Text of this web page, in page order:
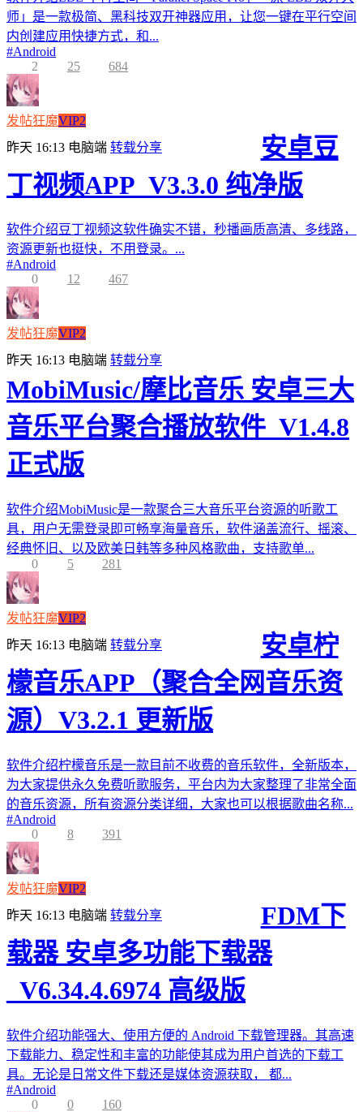
师」是一款极简、黑科技双开神器应用，让您一键在平行空间
内创建应用快捷方式，和...
#Android
2
25 684
发帖狂魔VIP2
昨天 16:13 电脑端 转载分享
安卓豆
丁视频APP_V3.3.0 纯净版
软件介绍豆丁视频这软件确实不错，秒播画质高清、多线路，
资源更新也挺快，不用登录。...
#Android
0
12 467
发帖狂魔VIP2
昨天 16:13 电脑端 转载分享
MobiMusic/摩比音乐 安卓三大
音乐平台聚合播放软件_V1.4.8
正式版
软件介绍MobiMusic是一款聚合三大音乐平台资源的听歌工
具，用户无需登录即可畅享海量音乐，软件涵盖流行、摇滚、
经典怀旧、以及欧美日韩等多种风格歌曲，支持歌单...
0
5 281
发帖狂魔VIP2
昨天 16:13 电脑端 转载分享
安卓柠
檬音乐APP（聚合全网音乐资
源）V3.2.1 更新版
软件介绍柠檬音乐是一款目前不收费的音乐软件，全新版本，
为大家提供永久免费听歌服务，平台内为大家整理了非常全面
的音乐资源，所有资源分类详细，大家也可以根据歌曲名称...
#Android
0
8 391
发帖狂魔VIP2
昨天 16:13 电脑端 转载分享
FDM下
载器 安卓多功能下载器
_V6.34.4.6974 高级版
软件介绍功能强大、使用方便的 Android 下载管理器。其高速
下载能力、稳定性和丰富的功能使其成为用户首选的下载工
具。无论是日常文件下载还是媒体资源获取， 都...
#Android
0
0 160